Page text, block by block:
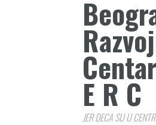
Centar
E R C
JER DECA SU U